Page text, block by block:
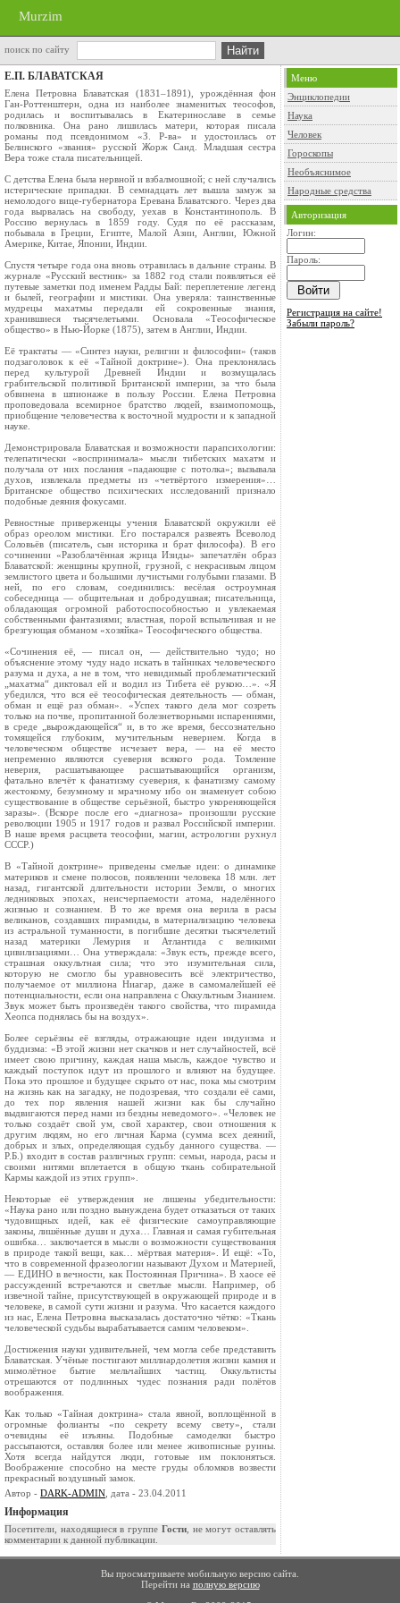
Murzim
поиск по сайту
Е.П. БЛАВАТСКАЯ
Елена Петровна Блаватская (1831–1891), урождённая фон
Ган-Роттенштерн, одна из наиболее знаменитых теософов,
родилась и воспитывалась в Екатеринославе в семье
полковника. Она рано лишилась матери, которая писала
романы под псевдонимом «З. Р-ва» и удостоилась от
Белинского «звания» русской Жорж Санд. Младшая сестра
Вера тоже стала писательницей.
С детства Елена была нервной и взбалмошной; с ней случались
истерические припадки. В семнадцать лет вышла замуж за
немолодого вице-губернатора Еревана Блаватского. Через два
года вырвалась на свободу, уехав в Константинополь. В
Россию вернулась в 1859 году. Судя по её рассказам,
побывала в Греции, Египте, Малой Азии, Англии, Южной
Америке, Китае, Японии, Индии.
Спустя четыре года она вновь отравилась в дальние страны. В
журнале «Русский вестник» за 1882 год стали появляться её
путевые заметки под именем Радды Бай: переплетение легенд
и былей, географии и мистики. Она уверяла: таинственные
мудрецы махатмы передали ей сокровенные знания,
хранившиеся тысячелетьями. Основала «Теософическое
общество» в Нью-Йорке (1875), затем в Англии, Индии.
Её трактаты — «Синтез науки, религии и философии» (таков
подзаголовок к её «Тайной доктрине»). Она преклонялась
перед культурой Древней Индии и возмущалась
грабительской политикой Британской империи, за что была
обвинена в шпионаже в пользу России. Елена Петровна
проповедовала всемирное братство людей, взаимопомощь,
приобщение человечества к восточной мудрости и к западной
науке.
Демонстрировала Блаватская и возможности парапсихологии:
телепатически «воспринимала» мысли тибетских махатм и
получала от них послания «падающие с потолка»; вызывала
духов, извлекала предметы из «четвёртого измерения»…
Британское общество психических исследований признало
подобные деяния фокусами.
Ревностные приверженцы учения Блаватской окружили её
образ ореолом мистики. Его постарался развеять Всеволод
Соловьёв (писатель, сын историка и брат философа). В его
сочинении «Разоблачённая жрица Изиды» запечатлён образ
Блаватской: женщины крупной, грузной, с некрасивым лицом
землистого цвета и большими лучистыми голубыми глазами. В
ней, по его словам, соединились: весёлая остроумная
собеседница — общительная и добродушная; писательница,
обладающая огромной работоспособностью и увлекаемая
собственными фантазиями; властная, порой вспыльчивая и не
брезгующая обманом «хозяйка» Теософического общества.
«Сочинения её, — писал он, — действительно чудо; но
объяснение этому чуду надо искать в тайниках человеческого
разума и духа, а не в том, что невидимый проблематический
„махатма“ диктовал ей и водил из Тибета её рукою…». «Я
убедился, что вся её теософическая деятельность — обман,
обман и ещё раз обман». «Успех такого дела мог созреть
только на почве, пропитанной болезнетворными испарениями,
в среде „вырождающейся“ и, в то же время, бессознательно
томящейся глубоким, мучительным неверием. Когда в
человеческом обществе исчезает вера, — на её место
непременно являются суеверия всякого рода. Томление
неверия, расшатывающее расшатывающийся организм,
фатально влечёт к фанатизму суеверия, к фанатизму самому
жестокому, безумному и мрачному ибо он знаменует собою
существование в обществе серьёзной, быстро укореняющейся
заразы». (Вскоре после его «диагноза» произошли русские
революции 1905 и 1917 годов и развал Российской империи.
В наше время расцвета теософии, магии, астрологии рухнул
СССР.)
В «Тайной доктрине» приведены смелые идеи: о динамике
материков и смене полюсов, появлении человека 18 млн. лет
назад, гигантской длительности истории Земли, о многих
ледниковых эпохах, неисчерпаемости атома, наделённого
жизнью и сознанием. В то же время она верила в расы
великанов, создавших пирамиды, в материализацию человека
из астральной туманности, в погибшие десятки тысячелетий
назад материки Лемурия и Атлантида с великими
цивилизациями… Она утверждала: «Звук есть, прежде всего,
страшная оккультная сила; что это изумительная сила,
которую не смогло бы уравновесить всё электричество,
получаемое от миллиона Ниагар, даже в самомалейшей её
потенциальности, если она направлена с Оккультным Знанием.
Звук может быть произведён такого свойства, что пирамида
Хеопса поднялась бы на воздух».
Более серьёзны её взгляды, отражающие идеи индуизма и
буддизма: «В этой жизни нет скачков и нет случайностей, всё
имеет свою причину, каждая наша мысль, каждое чувство и
каждый поступок идут из прошлого и влияют на будущее.
Пока это прошлое и будущее скрыто от нас, пока мы смотрим
на жизнь как на загадку, не подозревая, что создали её сами,
до тех пор явления нашей жизни как бы случайно
выдвигаются перед нами из бездны неведомого». «Человек не
только создаёт свой ум, свой характер, свои отношения к
другим людям, но его личная Карма (сумма всех деяний,
добрых и злых, определяющая судьбу данного существа. —
Р.Б.) входит в состав различных групп: семьи, народа, расы и
своими нитями вплетается в общую ткань собирательной
Кармы каждой из этих групп».
Некоторые её утверждения не лишены убедительности:
«Наука рано или поздно вынуждена будет отказаться от таких
чудовищных идей, как её физические самоуправляющие
законы, лишённые души и духа… Главная и самая губительная
ошибка… заключается в мысли о возможности существования
в природе такой вещи, как… мёртвая материя». И ещё: «То,
что в современной фразеологии называют Духом и Материей,
— ЕДИНО в вечности, как Постоянная Причина». В хаосе её
рассуждений встречаются и светлые мысли. Например, об
извечной тайне, присутствующей в окружающей природе и в
человеке, в самой сути жизни и разума. Что касается каждого
из нас, Елена Петровна высказалась достаточно чётко: «Ткань
человеческой судьбы вырабатывается самим человеком».
Достижения науки удивительней, чем могла себе представить
Блаватская. Учёные постигают миллиардолетия жизни камня и
мимолётное бытие мельчайших частиц. Оккультисты
отрешаются от подлинных чудес познания ради полётов
воображения.
Как только «Тайная доктрина» стала явной, воплощённой в
огромные фолианты «по секрету всему свету», стали
очевидны её изъяны. Подобные самоделки быстро
рассыпаются, оставляя более или менее живописные руины.
Хотя всегда найдутся люди, готовые им поклоняться.
Воображение способно на месте груды обломков возвести
прекрасный воздушный замок.
Автор - DARK-ADMIN , дата - 23.04.2011
Информация
Посетители, находящиеся в группе Гости, не могут оставлять
комментарии к данной публикации.
Меню
Энциклопедии
Наука
Человек
Гороскопы
Необъяснимое
Народные средства
Авторизация
Логин:
Пароль:
Регистрация на сайте!
Забыли пароль?
Вы просматриваете мобильную версию сайта.
Перейти на полную версию